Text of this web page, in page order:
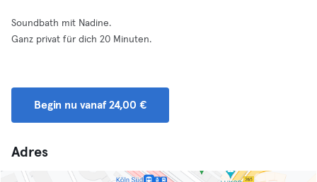
Soundbath mit Nadine.
Ganz privat für dich 20 Minuten.
Begin nu vanaf 24,00 €
Adres